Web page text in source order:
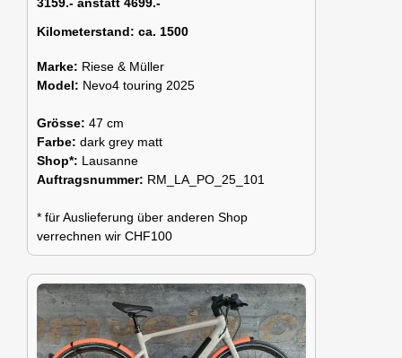
Kilometerstand: ca. 1500
Marke: Riese & Müller
Model: Nevo4 touring 2025
Grösse: 47 cm
Farbe: dark grey matt
Shop*: Lausanne
Auftragsnummer: RM_LA_PO_25_101
* für Auslieferung über anderen Shop
verrechnen wir CHF100